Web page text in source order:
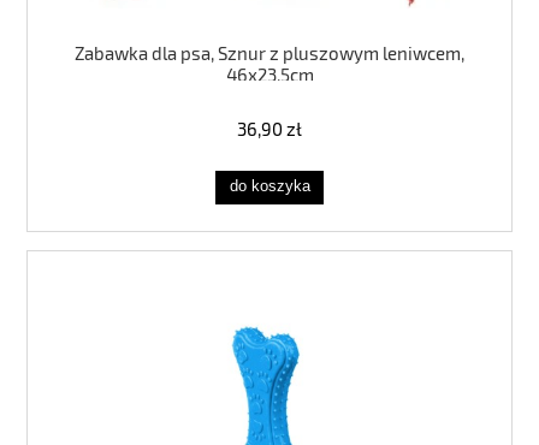
Zabawka dla psa, Sznur z pluszowym leniwcem,
46x23,5cm
36,90 zł
do koszyka